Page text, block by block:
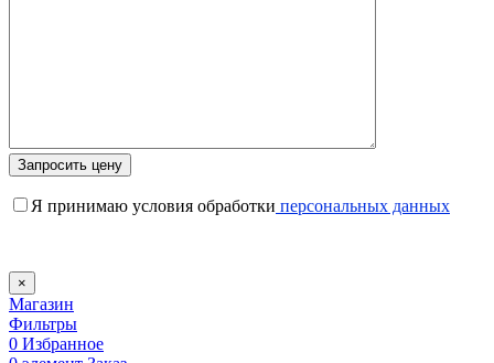
Я принимаю условия обработки персональных данных
×
Магазин
Фильтры
0 Избранное